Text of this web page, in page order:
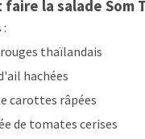
faire la salade Som
thaïlandais
hachées
carottes râpées
de tomates cerises